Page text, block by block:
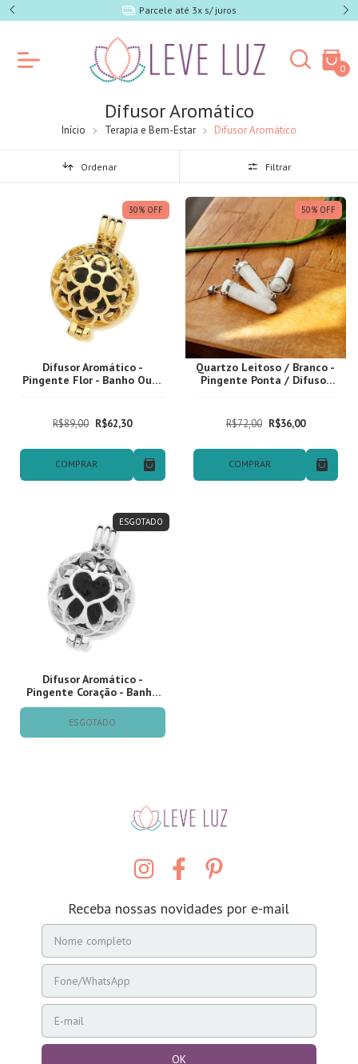
Parcele até 3x s/ juros
0
Difusor Aromático
Início Terapia e Bem-Estar Difusor Aromático
Ordenar Filtrar
30% OFF
Difusor Aromático -
Pingente Flor - Banho Ouro
R$89,00 R$62,30
COMPRAR
50% OFF
Quartzo Leitoso / Branco -
Pingente Ponta / Difusor
R$72,00 R$36,00
COMPRAR
ESGOTADO
Difusor Aromático -
Pingente Coração - Banho
Ródio
ESGOTADO
Receba nossas novidades por e-mail